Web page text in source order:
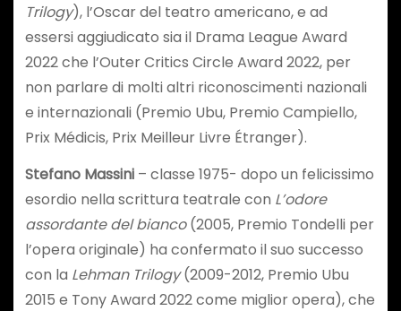
Trilogy), l’Oscar del teatro americano, e ad
essersi aggiudicato sia il Drama League Award
2022 che l’Outer Critics Circle Award 2022, per
non parlare di molti altri riconoscimenti nazionali
e internazionali (Premio Ubu, Premio Campiello,
Prix Médicis, Prix Meilleur Livre Étranger).
Stefano Massini– classe 1975- dopo un felicissimo
esordio nella scrittura teatrale con L’odore
assordante del bianco(2005, Premio Tondelli per
l’opera originale) ha confermato il suo successo
con la Lehman Trilogy(2009-2012, Premio Ubu
2015 e Tony Award 2022 come miglior opera), che